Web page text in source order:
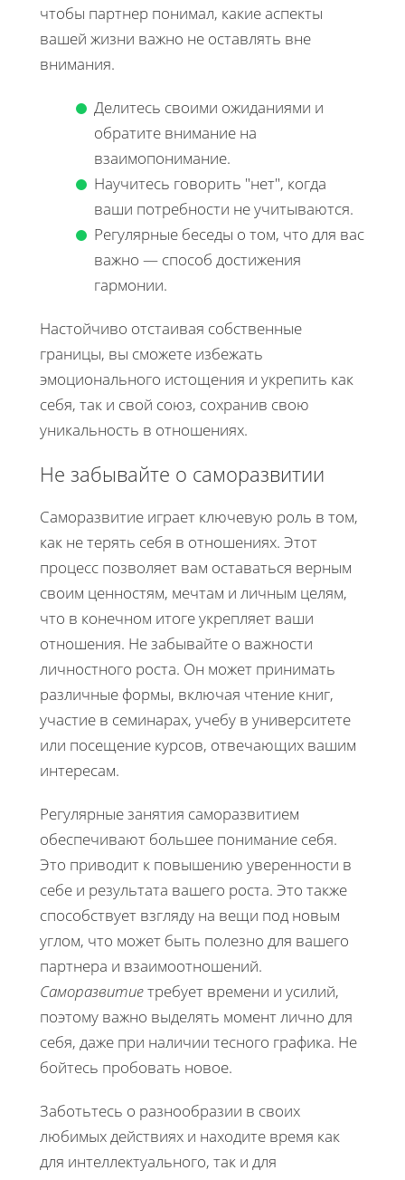
чтобы партнер понимал, какие аспекты
вашей жизни важно не оставлять вне
внимания.
Делитесь своими ожиданиями и
обратите внимание на
взаимопонимание.
Научитесь говорить "нет", когда
ваши потребности не учитываются.
Регулярные беседы о том, что для вас
важно — способ достижения
гармонии.
Настойчиво отстаивая собственные
границы, вы сможете избежать
эмоционального истощения и укрепить как
себя, так и свой союз, сохранив свою
уникальность в отношениях.
Не забывайте о саморазвитии
Саморазвитие играет ключевую роль в том,
как не терять себя в отношениях. Этот
процесс позволяет вам оставаться верным
своим ценностям, мечтам и личным целям,
что в конечном итоге укрепляет ваши
отношения. Не забывайте о важности
личностного роста. Он может принимать
различные формы, включая чтение книг,
участие в семинарах, учебу в университете
или посещение курсов, отвечающих вашим
интересам.
Регулярные занятия саморазвитием
обеспечивают большее понимание себя.
Это приводит к повышению уверенности в
себе и результата вашего роста. Это также
способствует взгляду на вещи под новым
углом, что может быть полезно для вашего
партнера и взаимоотношений.
Саморазвитиетребует времени и усилий,
поэтому важно выделять момент лично для
себя, даже при наличии тесного графика. Не
бойтесь пробовать новое.
Заботьтесь о разнообразии в своих
любимых действиях и находите время как
для интеллектуального, так и для